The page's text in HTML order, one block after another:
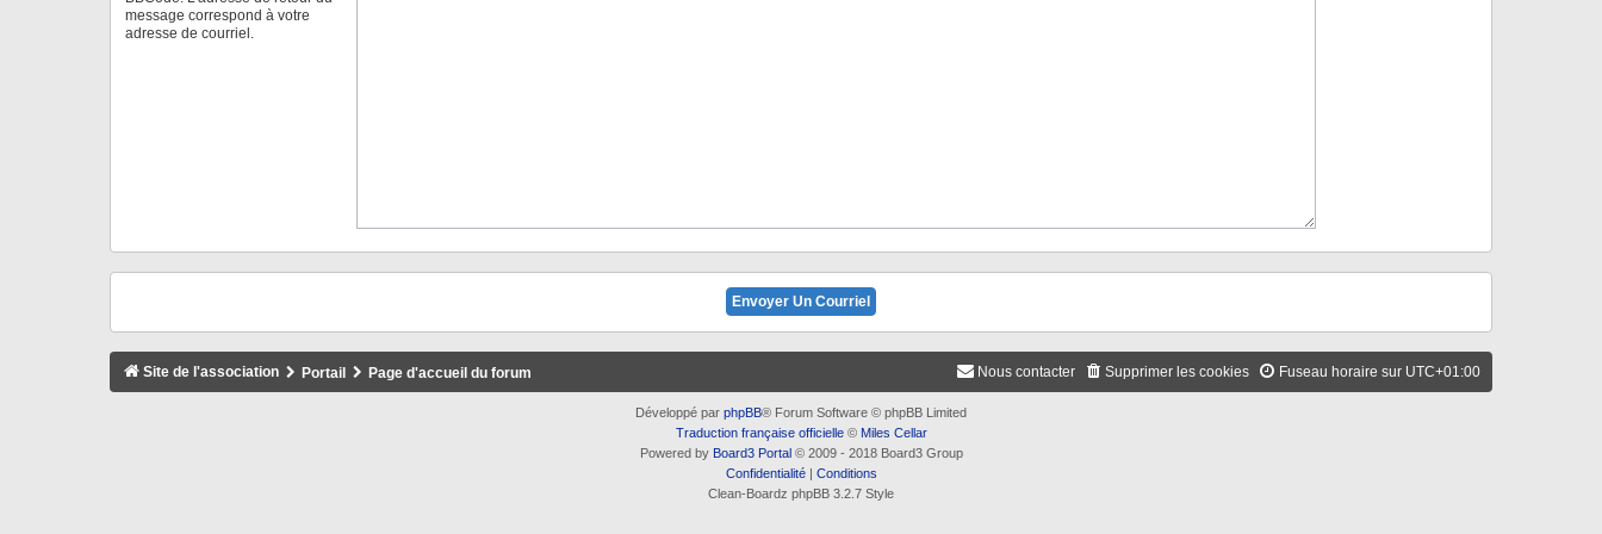
message correspond à votre
adresse de courriel.
Site de l'association Portail Page d'accueil du forum Fuseau horaire sur UTC+01:00
Supprimer les cookies
Nous contacter
Développé par phpBB® Forum Software © phpBB Limited
Traduction française officielle© Miles Cellar
Powered by Board3 Portal© 2009 - 2018 Board3 Group
Confidentialité| Conditions
Clean-Boardz phpBB 3.2.7 Style